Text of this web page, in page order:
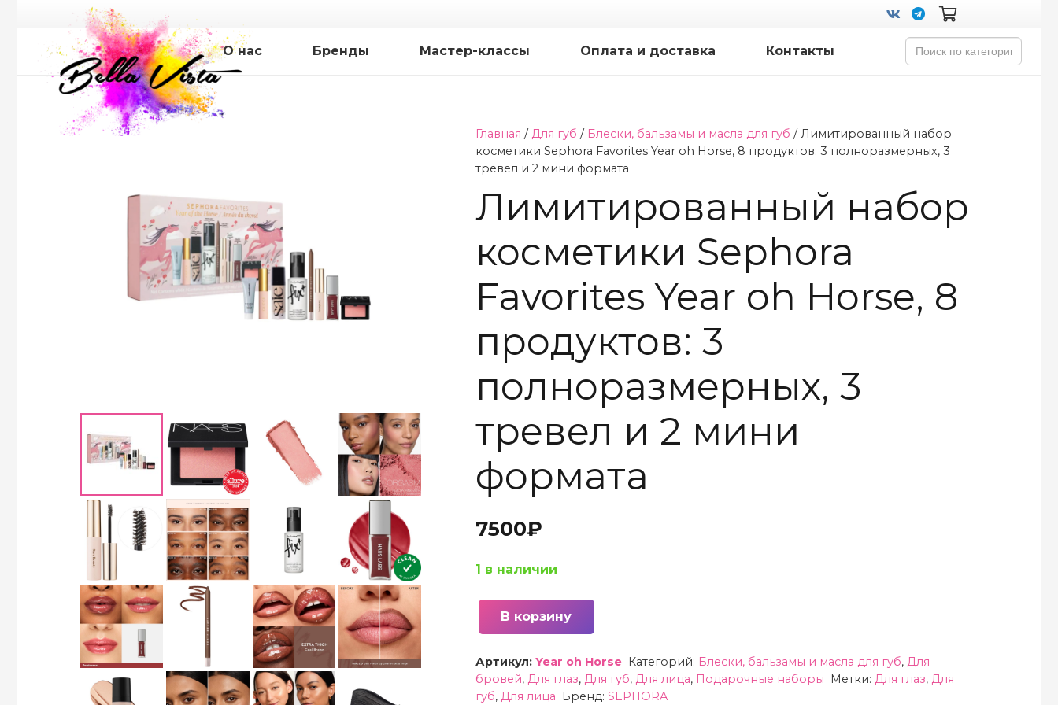
О нас Бренды Мастер-классы Оплата и доставка Контакты
Search
for:
Главная / Для губ / Блески, бальзамы и масла для губ / Лимитированный набор
косметики Sephora Favorites Year oh Horse, 8 продуктов: 3 полноразмерных, 3
тревел и 2 мини формата
Лимитированный набор
косметики Sephora
Favorites Year oh Horse, 8
продуктов: 3
полноразмерных, 3
тревел и 2 мини
формата
7500₽
1 в наличии
Количество
Лимитированный
набор
В корзину
Артикул: Year oh Horse Категорий: Блески, бальзамы и масла для губ, Для
бровей, Для глаз, Для губ, Для лица, Подарочные наборы Метки: Для глаз, Для
губ, Для лица Бренд:SEPHORA